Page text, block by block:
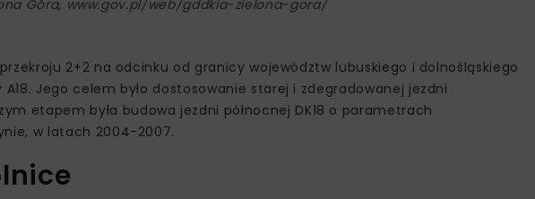
Góra, www.gov.pl/web/gddkia-zielona-gora/
2+2 na odcinku od granicy województw lubuskiego i dolnośląskiego
Jego celem było dostosowanie starej i zdegradowanej jezdni
etapem była budowa jezdni północnej DK18 o parametrach
w latach 2004-2007.